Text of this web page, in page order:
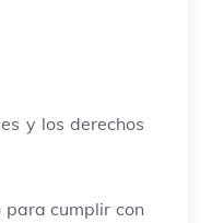
y los derechos
para cumplir con